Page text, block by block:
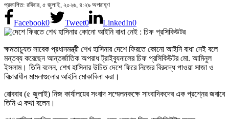
প্রকাশিত: রবিবার, ৫ জুলাই, ২০২৬, ৪:২৯ অপরাহ্ণ
Facebook0 Tweet0 LinkedIn0
ক্ষমতাচ্যুত সাবেক প্রধানমন্ত্রী শেখ হাসিনার দেশে ফিরতে কোনো আইনি বাধা নেই বলে
মন্তব্য করেছেন আন্তর্জাতিক অপরাধ ট্রাইব্যুনালের চিফ প্রসিকিউটর মো. আমিনুল
ইসলাম। তিনি বলেন, শেখ হাসিনার উচিত দেশে ফিরে নিজের বিরুদ্ধে পাওয়া সাজা ও
বিচারাধীন মামলাগুলোর আইনি মোকাবিলা করা।
রোববার (৫ জুলাই) নিজ কার্যালয়ের সংবাদ সম্মেলনকক্ষে সাংবাদিকদের এক প্রশ্নের জবাবে
তিনি এ কথা বলেন।